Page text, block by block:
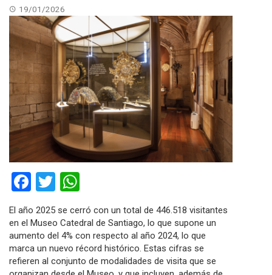
19/01/2026
Facebook
Twitter
El año 2025 se cerró con un total de 446.518 visitantes
en el Museo Catedral de Santiago, lo que supone un
aumento del 4% con respecto al año 2024, lo que
marca un nuevo récord histórico. Estas cifras se
refieren al conjunto de modalidades de visita que se